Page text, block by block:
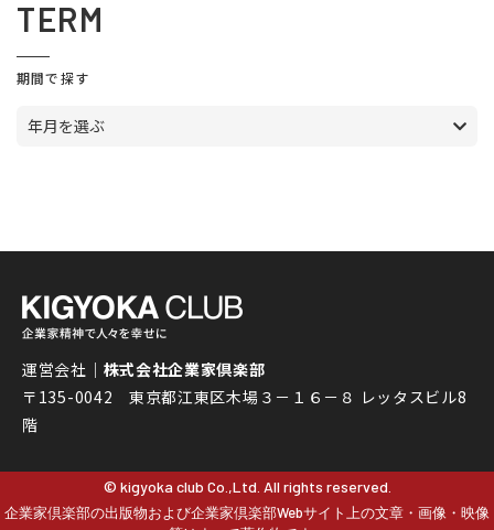
TERM
期間で探す
年月を選ぶ
運営会社｜ 株式会社企業家倶楽部
〒135-0042 東京都江東区木場３－１６－８ レッタスビル8
階
© kigyoka club Co.,Ltd. All rights reserved.
企業家倶楽部の出版物および企業家倶楽部Webサイト上の文章・画像・映像